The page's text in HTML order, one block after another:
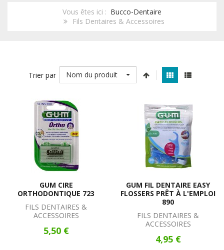
Vous êtes ici : Bucco-Dentaire
Fils Dentaires & Accessoires
Trier par Nom du produit
GUM CIRE
ORTHODONTIQUE 723
FILS DENTAIRES &
ACCESSOIRES
5,50 €
GUM FIL DENTAIRE EASY
FLOSSERS PRÊT À L'EMPLOI
890
FILS DENTAIRES &
ACCESSOIRES
4,95 €